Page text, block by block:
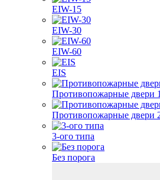
EIW-15
EIW-30
EIW-60
EIS
Противопожарные двери
Противопожарные двери
3-ого типа
Без порога